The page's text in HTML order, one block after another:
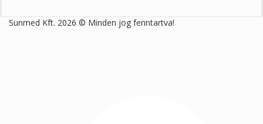
Sunmed Kft. 2026 © Minden jog fenntartva!